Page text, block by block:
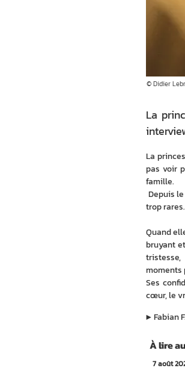
© Didier
La
La
pas voir
famille.
Depuis
trop rares.
Quand
bruyant
moments
Ses
cœur, le
Fabian
▶︎
À lire
7 août